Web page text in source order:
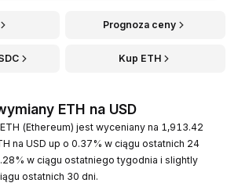
Prognoza ceny
Kup ETH
ETH na USD
(Ethereum) jest wyceniany na 1,913.42
na USD up o 0.37% w ciągu ostatnich 24
w ciągu ostatniego tygodnia i slightly
ostatnich 30 dni.